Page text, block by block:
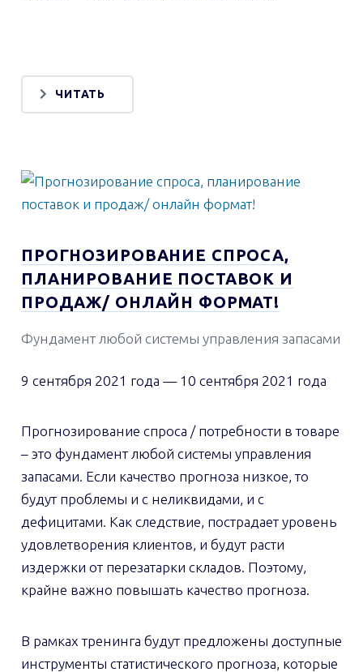
ЧИТАТЬ
ПРОГНОЗИРОВАНИЕ СПРОСА,
ПЛАНИРОВАНИЕ ПОСТАВОК И
ПРОДАЖ/ ОНЛАЙН ФОРМАТ!
Фундамент любой системы управления запасами
9 сентября 2021 года — 10 сентября 2021 года
Прогнозирование спроса / потребности в товаре
– это фундамент любой системы управления
запасами. Если качество прогноза низкое, то
будут проблемы и с неликвидами, и с
дефицитами. Как следствие, пострадает уровень
удовлетворения клиентов, и будут расти
издержки от перезатарки складов. Поэтому,
крайне важно повышать качество прогноза.
В рамках тренинга будут предложены доступные
инструменты статистического прогноза, которые